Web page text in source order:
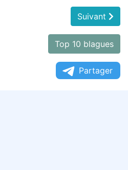
Suivant
Top 10 blagues
Partager